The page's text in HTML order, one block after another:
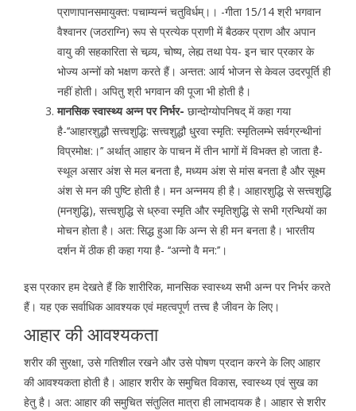
प्राणापानसमायुक्त: पचाम्यन्नं चतुविर्धम्।। -गीता 15/14 श्री भगवान
वैश्वानर (जठराग्नि) रूप से प्रत्येक प्राणी में बैठकर प्राण और अपान
वायु की सहकारिता से चव्र्य, चोष्य, लेह्य तथा पेय- इन चार प्रकार के
भोज्य अन्नों को भक्षण करते हैं। अन्तत: आर्य भोजन से केवल उदरपूर्ति ही
नहीं होती। अपितु श्री भगवान की पूजा भी होती है।
मानसिक स्वास्थ्य अन्न पर निर्भर- छान्दोग्योपनिषद् में कहा गया
है-‘‘आहारशुद्धौ सत्त्वशुद्धि: सत्त्वशुद्धौ धु्रवा स्मृति: स्मृतिलम्भे सर्वग्रन्थीनां
विप्रमोक्ष:।’’ अर्थात् आहार के पाचन में तीन भागों में विभक्त हो जाता है-
स्थूल असार अंश से मल बनता है, मध्यम अंश से मांस बनता है और सूक्ष्म
अंश से मन की पुष्टि होती है। मन अन्नमय ही है। आहारशुद्धि से सत्त्वशुद्धि
(मनशुद्धि), सत्त्वशुद्धि से ध्रुवा स्मृति और स्मृतिशुद्धि से सभी ग्रन्थियों का
मोचन होता है। अत: सिद्ध हुआ कि अन्न से ही मन बनता है। भारतीय
दर्शन में ठीक ही कहा गया है- ‘‘अन्नो वै मन:’’।
इस प्रकार हम देखते हैं कि शारीरिक, मानसिक स्वास्थ्य सभी अन्न पर निर्भर करते
हैं। यह एक सर्वाधिक आवश्यक एवं महत्वपूर्ण तत्त्व है जीवन के लिए।
आहार की आवश्यकता
शरीर की सुरक्षा, उसे गतिशील रखने और उसे पोषण प्रदान करने के लिए आहार
की आवश्यकता होती है। आहार शरीर के समुचित विकास, स्वास्थ्य एवं सुख का
हेतु है। अत: आहार की समुचित संतुलित मात्रा ही लाभदायक है। आहार से शरीर